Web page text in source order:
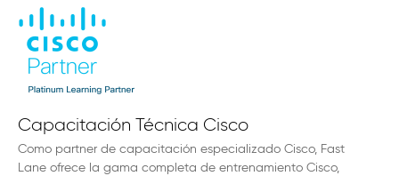
Capacitación Técnica Cisco
Como partner de capacitación especializado Cisco, Fast
Lane ofrece la gama completa de entrenamiento Cisco,